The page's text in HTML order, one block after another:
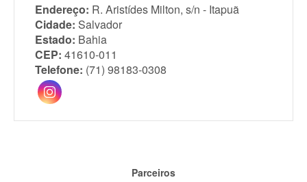
Endereço: R. Aristídes Milton, s/n - Itapuã
Cidade: Salvador
Estado: Bahia
CEP: 41610-011
Telefone: (71) 98183-0308
Parceiros